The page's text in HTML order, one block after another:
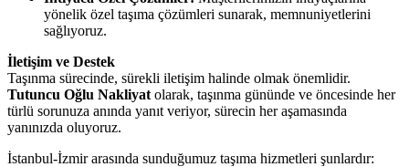
yönelik özel taşıma çözümleri sunarak, memnuniyetlerini
sağlıyoruz.
İletişim ve Destek
Taşınma sürecinde, sürekli iletişim halinde olmak önemlidir.
Tutuncu Oğlu Nakliyat olarak, taşınma gününde ve öncesinde her
türlü sorunuza anında yanıt veriyor, sürecin her aşamasında
yanınızda oluyoruz.
İstanbul-İzmir arasında sunduğumuz taşıma hizmetleri şunlardır: